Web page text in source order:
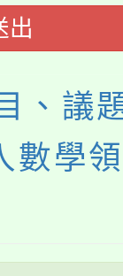
出
、議
數學